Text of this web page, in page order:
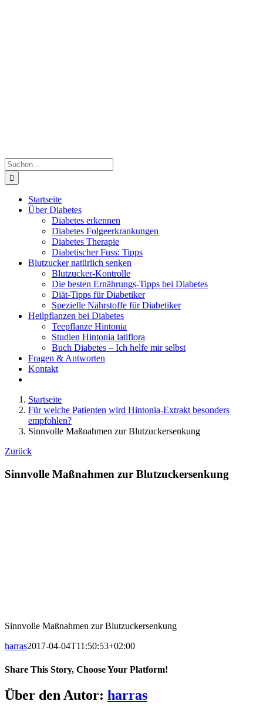
Suche
nach:
Startseite
Über Diabetes
Diabetes erkennen
Diabetes Folgeerkrankungen
Diabetes Therapie
Diabetischer Fuss: Tipps
Blutzucker natürlich senken
Blutzucker-Kontrolle
Die besten Ernährungs-Tipps bei Diabetes
Diät-Tipps für Diabetiker
Spezielle Nährstoffe für Diabetiker
Heilpflanzen bei Diabetes
Teepflanze Hintonia
Studien Hintonia latiflora
Buch Diabetes – Ich helfe mir selbst
Fragen & Antworten
Kontakt
Startseite
Für welche Patienten wird Hintonia-Extrakt besonders
empfohlen?
Sinnvolle Maßnahmen zur Blutzuckersenkung
Zurück
Sinnvolle Maßnahmen zur Blutzuckersenkung
Sinnvolle Maßnahmen zur Blutzuckersenkung
harras2017-04-04T11:50:53+02:00
Share This Story, Choose Your Platform!
Facebook
X
LinkedIn
Pinterest
E-
Mail
Über den Autor: harras